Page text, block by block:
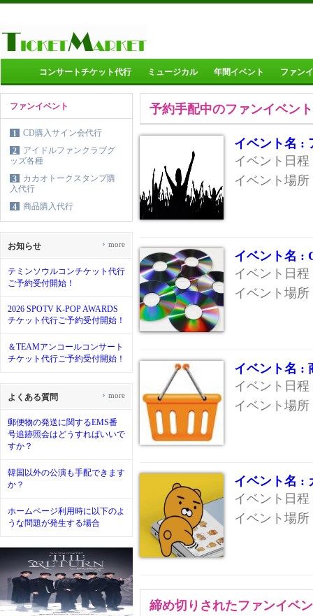
コンサートチケット代行 ミュージカル 年間イベント ファン
ファンイベント
1
CD購入サイン会代行
2
アイドルファンクラブグ
ッズ各種
3
カカオトークスタンプ購
入代行
4
商品購入代行
お知らせ
テミンソウルコンチケット代行
ご予約受付開始！
2026 SPOTV K-POP AWARDS
チケット代行ご予約受付開始！
＆TEAMアンコールコンサート
チケット代行ご予約受付開始！
› more
よくある質問
郵便物の発送に関するEMS番
号追跡照会はどうすればいいで
すか？
韓国以外の公演も手配できます
か？
ホームページ利用時に以下のよ
うな問題が発生する場合
› more
予約手配中のファンイベント
イベント名 :
イベント日程
イベント場所
イベント名 :
イベント日程
イベント場
イベント名 :
イベント日程
イベント場
イベント名 :
イベント日程
イベント場所
締め切りされたファンイベ